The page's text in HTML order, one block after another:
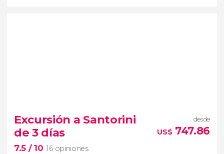
135 opiniones
excursión
de 3 o 4 días por
Epidauro, Micenas, Olimpia y Delfos
Excursión a Santorini
de 3 días
7.5 / 10 16 opiniones
desde
US$ 747.86